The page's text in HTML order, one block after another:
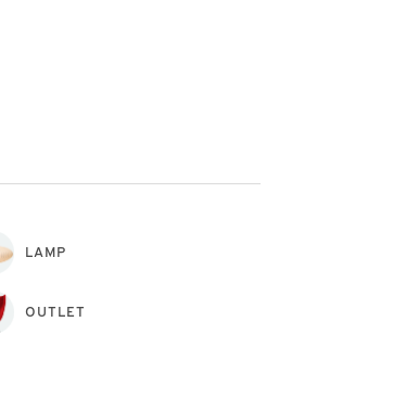
LAMP
OUTLET